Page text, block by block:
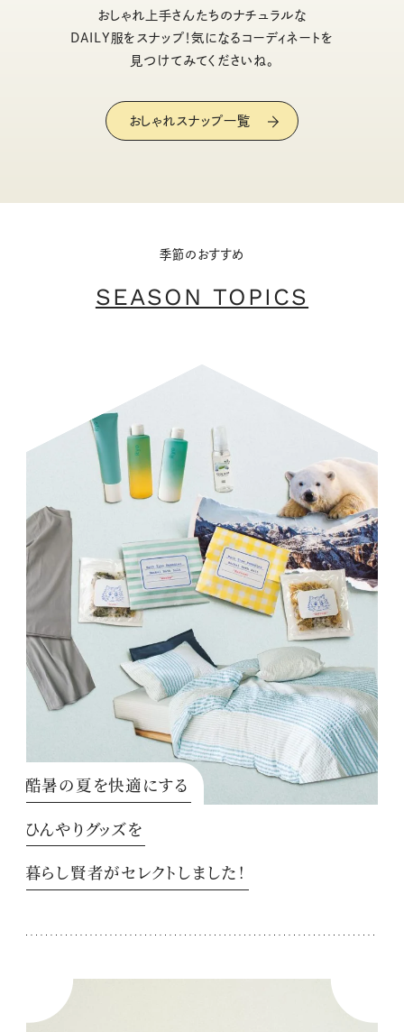
おしゃれ上手さんたちのナチュラルな
DAILY服をスナップ！気になるコーディネートを
見つけてみてくださいね。
おしゃれスナップ一覧
季節のおすすめ
SEASON TOPICS
酷暑の夏を快適にする
ひんやりグッズを
暮らし賢者がセレクトしました！